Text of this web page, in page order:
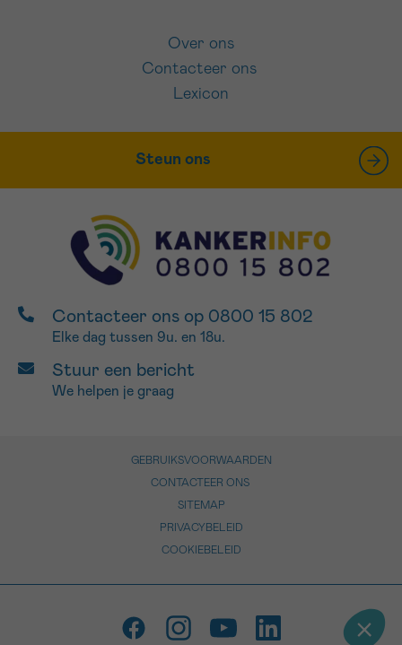
Over ons
Contacteer ons
Lexicon
Steun ons
Contacteer ons op 0800 15 802
Elke dag tussen 9u. en 18u.
Stuur een bericht
We helpen je graag
GEBRUIKSVOORWAARDEN
CONTACTEER ONS
SITEMAP
PRIVACYBELEID
COOKIEBELEID